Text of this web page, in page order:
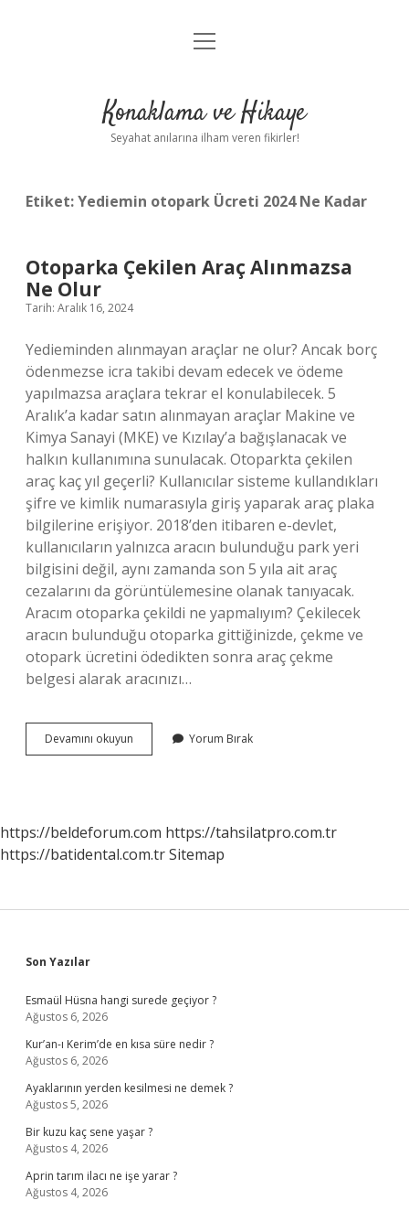
Anasayfa
Yasal Uyarı
menüyü
Konaklama ve Hikaye
Seyahat anılarına ilham veren fikirler!
Etiket:Yediemin otopark Ücreti 2024 Ne Kadar
Otoparka Çekilen Araç Alınmazsa
Ne Olur
Tarih: Aralık 16, 2024
Yedieminden alınmayan araçlar ne olur? Ancak borç
ödenmezse icra takibi devam edecek ve ödeme
yapılmazsa araçlara tekrar el konulabilecek. 5
Aralık’a kadar satın alınmayan araçlar Makine ve
Kimya Sanayi (MKE) ve Kızılay’a bağışlanacak ve
halkın kullanımına sunulacak. Otoparkta çekilen
araç kaç yıl geçerli? Kullanıcılar sisteme kullandıkları
şifre ve kimlik numarasıyla giriş yaparak araç plaka
bilgilerine erişiyor. 2018’den itibaren e-devlet,
kullanıcıların yalnızca aracın bulunduğu park yeri
bilgisini değil, aynı zamanda son 5 yıla ait araç
cezalarını da görüntülemesine olanak tanıyacak.
Aracım otoparka çekildi ne yapmalıyım? Çekilecek
aracın bulunduğu otoparka gittiğinizde, çekme ve
otopark ücretini ödedikten sonra araç çekme
belgesi alarak aracınızı…
Devamını okuyun Otoparka
Çekilen
Yorum Bırak
https://beldeforum.com https://tahsilatpro.com.tr
https://batidental.com.trSitemap
Sidebar
Son Yazılar
Esmaül Hüsna hangi surede geçiyor ?
Ağustos 6, 2026
Kur’an-ı Kerim’de en kısa süre nedir ?
Ağustos 6, 2026
Ayaklarının yerden kesilmesi ne demek ?
Ağustos 5, 2026
Bir kuzu kaç sene yaşar ?
Ağustos 4, 2026
Aprin tarım ilacı ne işe yarar ?
Ağustos 4, 2026